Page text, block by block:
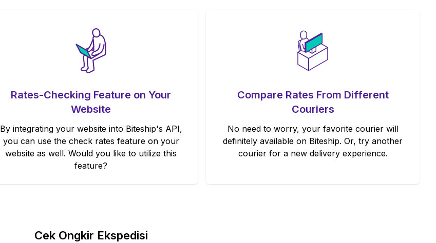
Rates-Checking Feature on Your
Website
By integrating your website into Biteship's API,
you can use the check rates feature on your
website as well. Would you like to utilize this
feature?
Compare Rates From Different
Couriers
No need to worry, your favorite courier will
definitely available on Biteship. Or, try another
courier for a new delivery experience.
Cek Ongkir Ekspedisi